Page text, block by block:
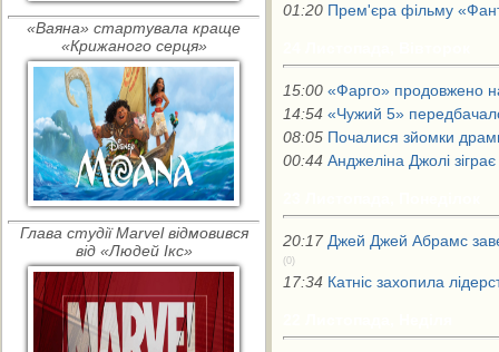
«Ваяна» стартувала краще
«Крижаного серця»
Глава студії Marvel відмовився
від «Людей Ікс»
01:20 Прем'єра фільму
15:00 «Фарго» продовжено
14:54 «Чужий 5»
08:05 Почалися зйомки
00:44 Анджеліна Джолі
20:17 Джей Джей Абрамс
(0)
17:34 Катніс захопила